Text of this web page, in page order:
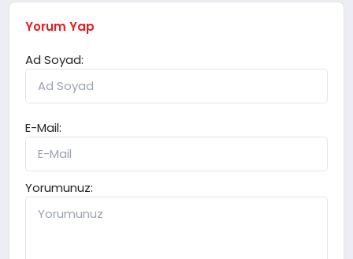
Yorum Yap
Ad Soyad:
E-Mail:
Yorumunuz: